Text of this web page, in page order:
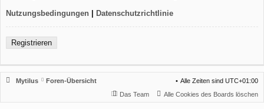
Nutzungsbedingungen | Datenschutzrichtlinie
Registrieren
Mytilus Foren-Übersicht Alle Zeiten sind UTC+01:00
Alle Cookies des Boards löschen
Das Team